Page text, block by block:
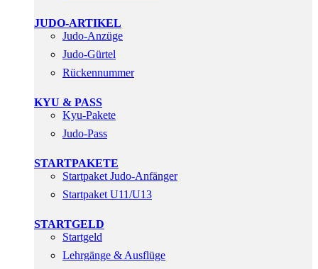
JUDO-ARTIKEL
Judo-Anzüge
Judo-Gürtel
Rückennummer
KYU & PASS
Kyu-Pakete
Judo-Pass
STARTPAKETE
Startpaket Judo-Anfänger
Startpaket U11/U13
STARTGELD
Startgeld
Lehrgänge & Ausflüge